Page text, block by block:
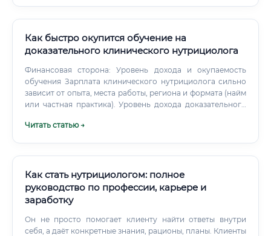
Как быстро окупится обучение на
доказательного клинического нутрициолога
Финансовая сторона: Уровень дохода и окупаемость
обучения Зарплата клинического нутрициолога сильно
зависит от опыта, места работы, региона и формата (найм
или частная практика). Уровень дохода доказательного
больше всего? Наиболее высокие доходы традиционно в
Читать статью →
Как стать нутрициологом: полное
руководство по профессии, карьере и
заработку
Он не просто помогает клиенту найти ответы внутри
себя, а даёт конкретные знания, рационы, планы. Клиенты